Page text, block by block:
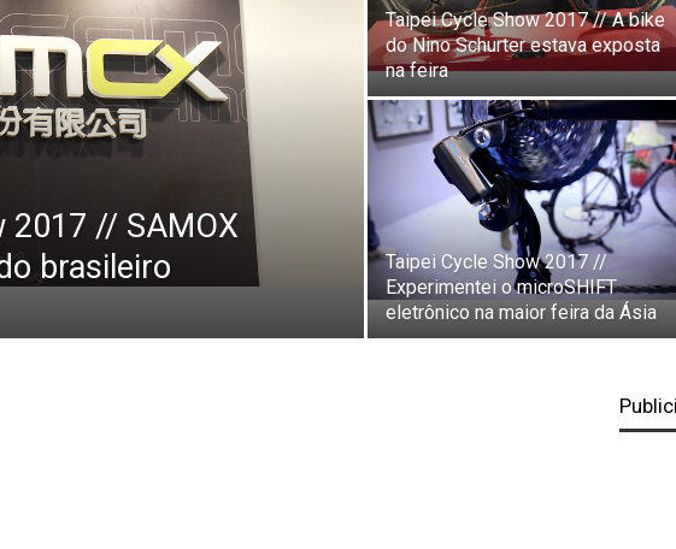
2017 // SAMOX
brasileiro
Taipei Cycle Show 2017 // A bike
do Nino Schurter estava exposta
na feira
Taipei Cycle Show 2017 //
Experimentei o microSHIFT
eletrônico na maior feira da Ásia